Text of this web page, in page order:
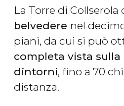
La Torre di
belvedere nel
piani, da cui si può
completa vista sulla
dintorni, fino a 70
distanza.